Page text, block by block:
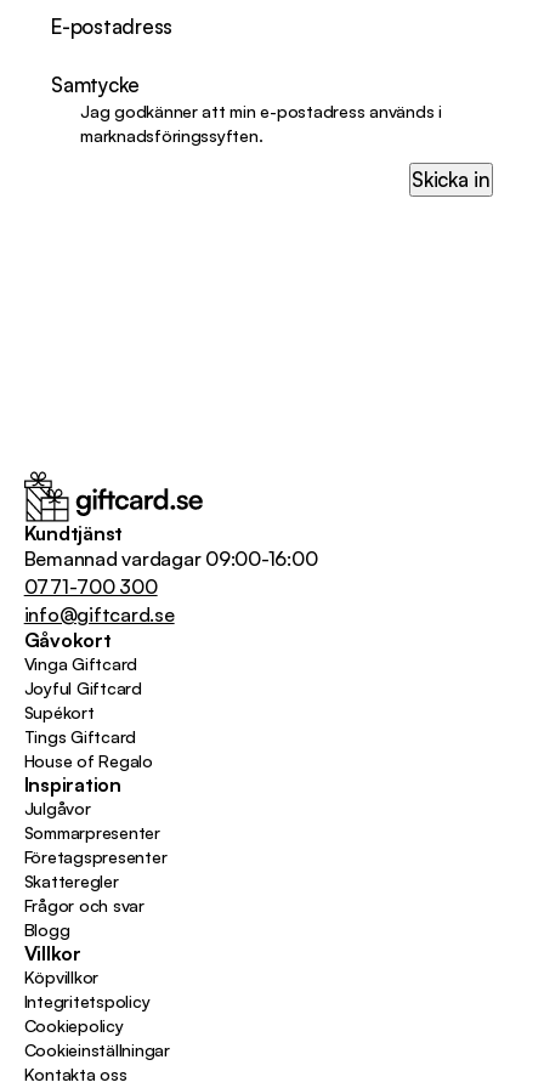
E-postadress
Samtycke
Jag godkänner att min e-postadress används i
marknadsföringssyften.
Skicka in
Kundtjänst
Bemannad vardagar 09:00-16:00
0771-700 300
info@giftcard.se
Gåvokort
Vinga Giftcard
Joyful Giftcard
Supékort
Tings Giftcard
House of Regalo
Inspiration
Julgåvor
Sommarpresenter
Företagspresenter
Skatteregler
Frågor och svar
Blogg
Villkor
Köpvillkor
Integritetspolicy
Cookiepolicy
Cookieinställningar
Kontakta oss